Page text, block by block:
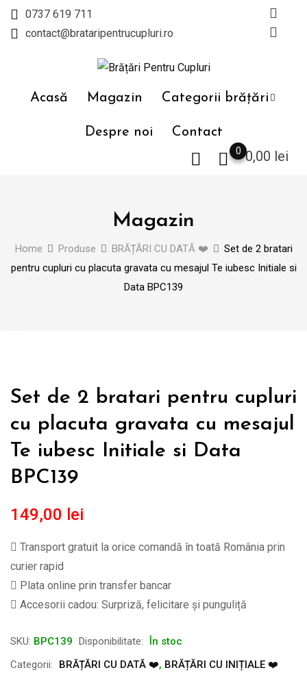
Skip
0737 619 711
contact@brataripentrucupluri.ro
Acasă Magazin Categorii brățări
Despre noi Contact
0,00 lei
0
Magazin
Home Produse BRĂȚĂRI CU DATĂ ❤️
Set de 2 bratari
pentru cupluri cu placuta gravata cu mesajul Te iubesc Initiale si
Data BPC139
Set de 2 bratari pentru cupluri
cu placuta gravata cu mesajul
Te iubesc Initiale si Data
BPC139
149,00 lei
Transport gratuit la orice comandă în toată România prin
curier rapid
Plata online prin transfer bancar
Accesorii cadou: Surpriză, felicitare și punguliță
SKU: BPC139 Disponibilitate: În stoc
Categorii:
BRĂȚĂRI CU DATĂ ❤️, BRĂȚĂRI CU INIȚIALE ❤️